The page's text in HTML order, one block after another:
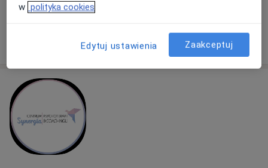
Poproś o wizytę
w polityka cookies
Edytuj ustawienia Zaakceptuj